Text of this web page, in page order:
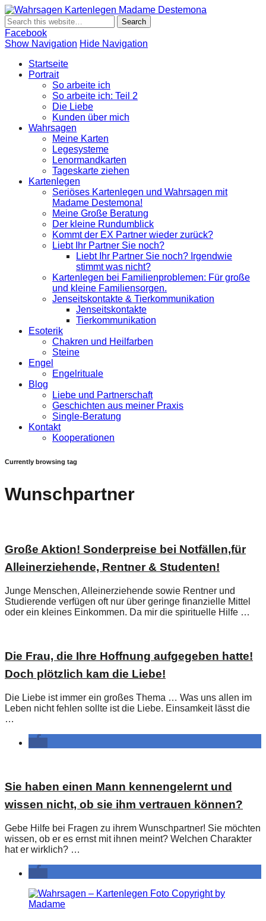
Wahrsagen und Kartenlegen Madame Destemona
Facebook
Show Navigation Hide Navigation
Startseite
Portrait
So arbeite ich
So arbeite ich: Teil 2
Die Liebe
Kunden über mich
Wahrsagen
Meine Karten
Legesysteme
Lenormandkarten
Tageskarte ziehen
Kartenlegen
Seriöses Kartenlegen und Wahrsagen mit
Madame Destemona!
Meine Große Beratung
Der kleine Rundumblick
Kommt der EX Partner wieder zurück?
Liebt Ihr Partner Sie noch?
Liebt Ihr Partner Sie noch? Irgendwie
stimmt was nicht?
Kartenlegen bei Familienproblemen: Für große
und kleine Familiensorgen.
Jenseitskontakte & Tierkommunikation
Jenseitskontakte
Tierkommunikation
Esoterik
Chakren und Heilfarben
Steine
Engel
Engelrituale
Blog
Liebe und Partnerschaft
Geschichten aus meiner Praxis
Single-Beratung
Kontakt
Kooperationen
Currently browsing tag
Wunschpartner
Große Aktion! Sonderpreise bei Notfällen,für
Alleinerziehende, Rentner & Studenten!
Junge Menschen, Alleinerziehende sowie Rentner und
Studierende verfügen oft nur über geringe finanzielle Mittel
oder ein kleines Einkommen. Da mir die spirituelle Hilfe …
Die Frau, die Ihre Hoffnung aufgegeben hatte!
Doch plötzlich kam die Liebe!
Die Liebe ist immer ein großes Thema … Was uns allen im
Leben nicht fehlen sollte ist die Liebe. Einsamkeit lässt die
…
Sie haben einen Mann kennengelernt und
wissen nicht, ob sie ihm vertrauen können?
Gebe Hilfe bei Fragen zu ihrem Wunschpartner! Sie möchten
wissen, ob er es ernst mit ihnen meint? Welchen Charakter
hat er wirklich? …